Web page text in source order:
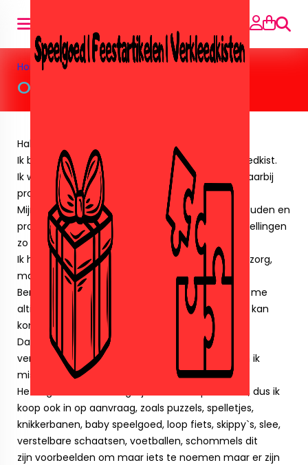
Search
Home » Over mij
Over mij
Hallo klanten en bezoekers,
Ik ben Petra, eigenaresse van website Kidsverkleedkist.
Ik wil speelgoed en feestartikelen verkopen en daarbij
proberen de goedkoopste te zijn.
Mijn streven is om de klanten graag tevreden houden en
probeer dagelijks de mail te beantwoorden, bestellingen
zo snel mogelijk te versturen.
Ik heb naast de website een gewone baan in de zorg,
maar de website is me 2e kindje zeg ik altijd.
Ben je op zoek naar artikelen of thema`s je mag me
altijd bellen of mailen dan ga ik kijken of ik eraan kan
komen en voor welke prijs.
Daarnaast mag je altijd de verlanglijstjes voor
verjaardagen of feestdagen mailen ook dan kan ik
misschien helpen.
Het is gewoon niet mogelijk om alles op te slaan, dus ik
koop ook in op aanvraag, zoals puzzels, spelletjes,
knikkerbanen, baby speelgoed, loop fiets, skippy`s, slee,
verstelbare schaatsen, voetballen, schommels dit
zijn voorbeelden om maar iets te noemen maar er zijn